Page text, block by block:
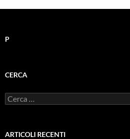
P
CERCA
Ricerca
per:
ARTICOLI RECENTI